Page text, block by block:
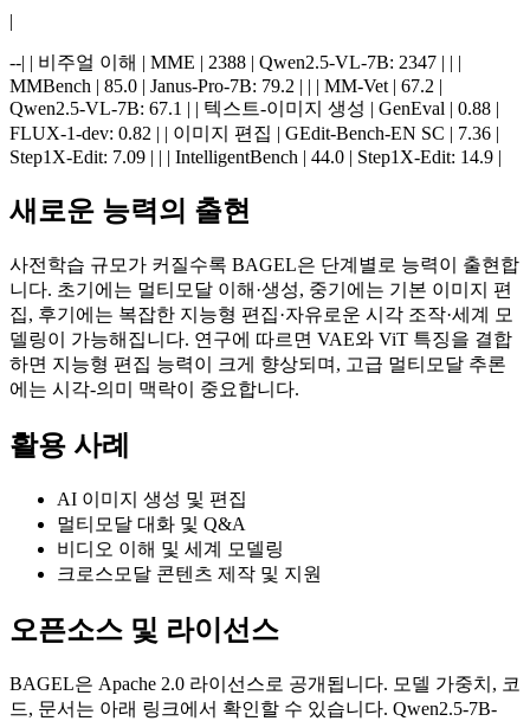
|
--| | 비주얼 이해 | MME | 2388 | Qwen2.5-VL-7B: 2347 | | |
MMBench | 85.0 | Janus-Pro-7B: 79.2 | | | MM-Vet | 67.2 |
Qwen2.5-VL-7B: 67.1 | | 텍스트-이미지 생성 | GenEval | 0.88 |
FLUX-1-dev: 0.82 | | 이미지 편집 | GEdit-Bench-EN SC | 7.36 |
Step1X-Edit: 7.09 | | | IntelligentBench | 44.0 | Step1X-Edit: 14.9 |
새로운 능력의 출현
사전학습 규모가 커질수록 BAGEL은 단계별로 능력이 출현합
니다. 초기에는 멀티모달 이해·생성, 중기에는 기본 이미지 편
집, 후기에는 복잡한 지능형 편집·자유로운 시각 조작·세계 모
델링이 가능해집니다. 연구에 따르면 VAE와 ViT 특징을 결합
하면 지능형 편집 능력이 크게 향상되며, 고급 멀티모달 추론
에는 시각-의미 맥락이 중요합니다.
활용 사례
AI 이미지 생성 및 편집
멀티모달 대화 및 Q&A
비디오 이해 및 세계 모델링
크로스모달 콘텐츠 제작 및 지원
오픈소스 및 라이선스
BAGEL은 Apache 2.0 라이선스로 공개됩니다. 모델 가중치, 코
드, 문서는 아래 링크에서 확인할 수 있습니다. Qwen2.5-7B-